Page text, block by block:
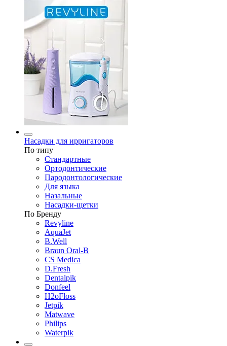
Насадки для ирригаторов
По типу
Стандартные
Ортодонтические
Пародонтологические
Для языка
Назальные
Насадки-щетки
По Бренду
Revyline
AquaJet
B.Well
Braun Oral-B
CS Medica
D.Fresh
Dentalpik
Donfeel
H2oFloss
Jetpik
Matwave
Philips
Waterpik